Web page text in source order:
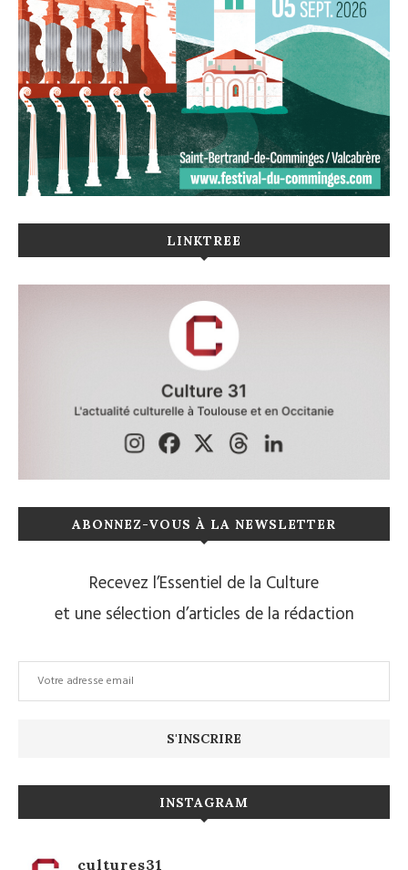
LINKTREE
ABONNEZ-VOUS À LA NEWSLETTER
Recevez l’Essentiel de la Culture
et une sélection d’articles de la rédaction
INSTAGRAM
cultures31